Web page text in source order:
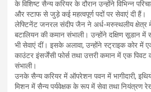
के विशिष्ट सैन्य करियर के दौरान उन्होंने विभिन्न
और स्टाफ से जुड़े कई महत्वपूर्ण पदों पर सेवाएं दी हैं।
लेफ्टिनेंट जनरल संदीप जैन ने अर्ध-मरुस्थलीय क्षेत्र
बटालियन की कमान संभाली। उन्होंने दक्षिण सूडान में
भी सेवाएं दीं। इसके अलावा, उन्होंने स्ट्राइक कोर में
काउंटर इंसर्जेंसी फोर्स तथा उत्तरी कमान में एक पिवट
संभाली।
उनके सैन्य करियर में ऑपरेशन पवन में भागीदारी,
मिशन में सैन्य पर्यवेक्षक के रूप में सेवा तथा नियंत्रण